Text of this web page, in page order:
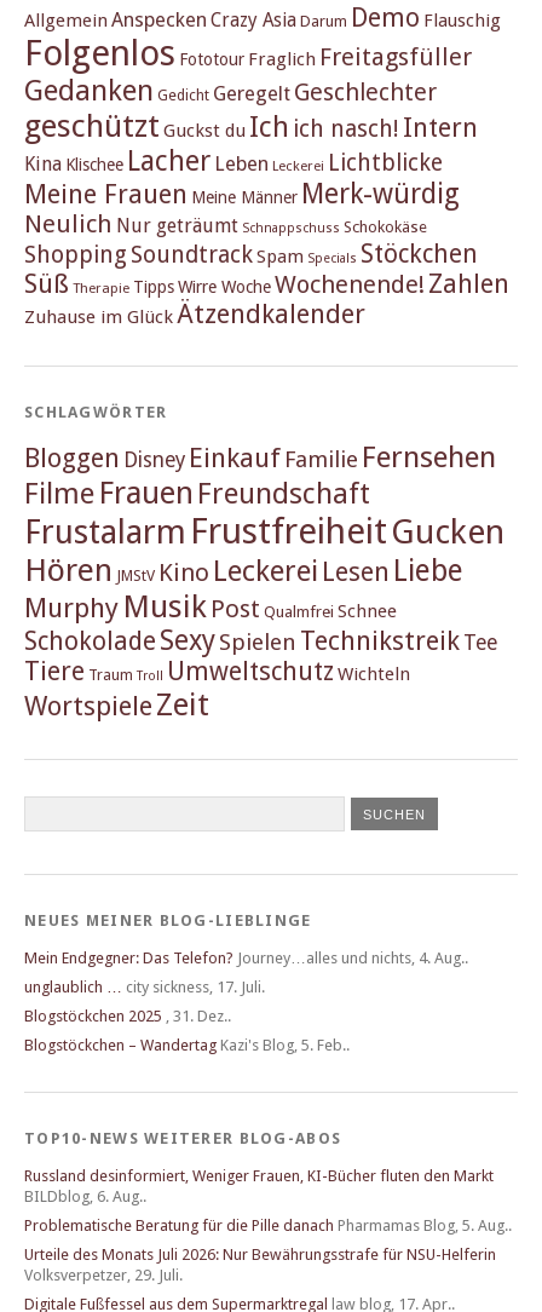
Allgemein Anspecken Crazy Asia Darum Demo Flauschig
Folgenlos Fototour Fraglich Freitagsfüller
Gedanken Gedicht Geregelt Geschlechter
geschützt Guckst du Ich ich nasch! Intern
Kina Klischee Lacher Leben Leckerei Lichtblicke
Meine Frauen Meine Männer Merk-würdig
Neulich Nur geträumt Schnappschuss Schokokäse
Shopping SoundtrackSpam Specials Stöckchen
Süß Therapie TippsWirre WocheWochenende! Zahlen
Zuhause im Glück Ätzendkalender
SCHLAGWÖRTER
Bloggen Disney Einkauf Familie Fernsehen
Filme Frauen Freundschaft
Frustalarm FrustfreiheitGucken
Hören JMStV Kino Leckerei Lesen Liebe
Murphy Musik Post Qualmfrei Schnee
Schokolade SexySpielen Technikstreik Tee
Tiere Traum Troll Umweltschutz Wichteln
Wortspiele Zeit
NEUES MEINER BLOG-LIEBLINGE
Mein Endgegner: Das Telefon? Journey…alles und nichts 4. Aug..
unglaublich …
city sickness 17. Juli.
Blogstöckchen 2025
31. Dez..
Blogstöckchen – Wandertag Kazi's Blog 5. Feb..
TOP10-NEWS WEITERER BLOG-ABOS
Russland desinformiert, Weniger Frauen, KI-Bücher fluten den Markt
BILDblog 6. Aug..
Problematische Beratung für die Pille danach Pharmamas Blog 5. Aug..
Urteile des Monats Juli 2026: Nur Bewährungsstrafe für NSU-Helferin
Volksverpetzer 29. Juli.
Digitale Fußfessel aus dem Supermarktregal
law blog 17. Apr..